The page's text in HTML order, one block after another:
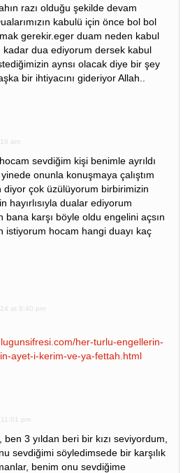
razı olduğu şekilde devam
kabulü için önce bol bol
gerekir.eger duam neden kabul
kadar dua ediyorum dersek kabul
aynsı olacak diye bir şey
bir ihtiyacını gideriyor Allah..
am
sevdiğim kişi benimle ayrıldı
onunla konuşmaya çalıştım
diyor çok üzülüyorum birbirimizin
hayırlısıyla dualar ediyorum
bana karşı böyle oldu engelini açsın
istiyorum hocam hangi duayı kaç
at 9:40 pm
her-turlu-engellerin-
ayet-i-kerim-ve-ya-fettah.html
pm
3 yıldan beri bir kızı seviyordum,
sevdiğimi söyledimsede bir karşılık
benim onu sevdiğime